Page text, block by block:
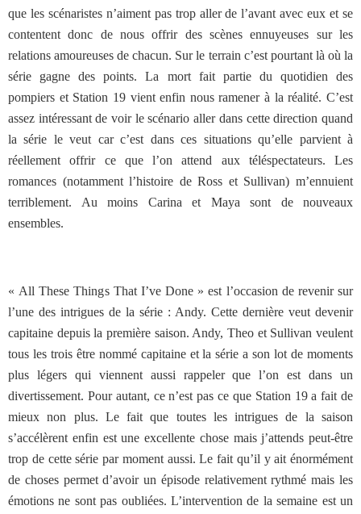
que les scénaristes n’aiment pas trop aller de l’avant avec eux et se
contentent donc de nous offrir des scènes ennuyeuses sur les
relations amoureuses de chacun. Sur le terrain c’est pourtant là où la
série gagne des points. La mort fait partie du quotidien des
pompiers et Station 19 vient enfin nous ramener à la réalité. C’est
assez intéressant de voir le scénario aller dans cette direction quand
la série le veut car c’est dans ces situations qu’elle parvient à
réellement offrir ce que l’on attend aux téléspectateurs. Les
romances (notamment l’histoire de Ross et Sullivan) m’ennuient
terriblement. Au moins Carina et Maya sont de nouveaux
ensembles.
« All These Things That I’ve Done » est l’occasion de revenir sur
l’une des intrigues de la série : Andy. Cette dernière veut devenir
capitaine depuis la première saison. Andy, Theo et Sullivan veulent
tous les trois être nommé capitaine et la série a son lot de moments
plus légers qui viennent aussi rappeler que l’on est dans un
divertissement. Pour autant, ce n’est pas ce que Station 19 a fait de
mieux non plus. Le fait que toutes les intrigues de la saison
s’accélèrent enfin est une excellente chose mais j’attends peut-être
trop de cette série par moment aussi. Le fait qu’il y ait énormément
de choses permet d’avoir un épisode relativement rythmé mais les
émotions ne sont pas oubliées. L’intervention de la semaine est un